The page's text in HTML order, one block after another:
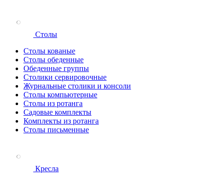
Столы
Столы кованые
Столы обеденные
Обеденные группы
Столики сервировочные
Журнальные столики и консоли
Столы компьютерные
Столы из ротанга
Садовые комплекты
Комплекты из ротанга
Столы письменные
Кресла